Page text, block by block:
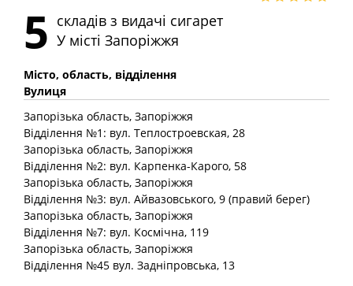
5 складів з видачі сигарет
У місті Запоріжжя
Місто, область, відділення
Вулиця
Запорізька область, Запоріжжя
Відділення №1: вул. Теплостроевская, 28
Запорізька область, Запоріжжя
Відділення №2: вул. Карпенка-Карого, 58
Запорізька область, Запоріжжя
Відділення №3: вул. Айвазовського, 9 (правий берег)
Запорізька область, Запоріжжя
Відділення №7: вул. Космічна, 119
Запорізька область, Запоріжжя
Відділення №45 вул. Задніпровська, 13